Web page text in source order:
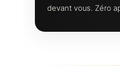
devant vous. Zéro